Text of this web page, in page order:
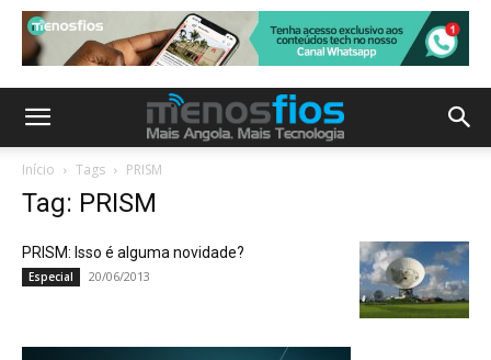
Início Tags PRISM
Tag: PRISM
PRISM: Isso é alguma novidade?
Especial 20/06/2013